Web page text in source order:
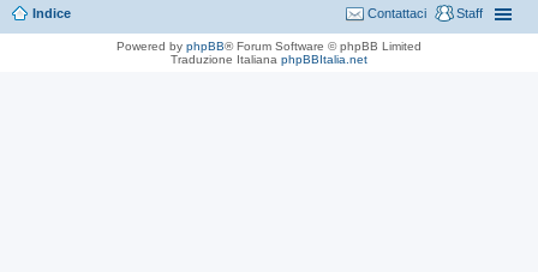
Indice Staff
Contattaci
Powered by phpBB® Forum Software © phpBB Limited
Traduzione Italiana phpBBItalia.net